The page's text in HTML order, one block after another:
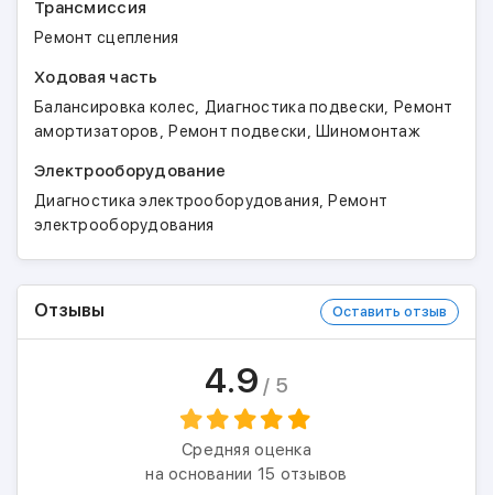
Трансмиссия
Ремонт сцепления
Ходовая часть
Балансировка колес, Диагностика подвески, Ремонт
амортизаторов,Ремонт подвески,Шиномонтаж
Электрооборудование
Диагностика электрооборудования,Ремонт
электрооборудования
Отзывы Оставить отзыв
4.9 / 5
Средняя оценка
на основании 15 отзывов